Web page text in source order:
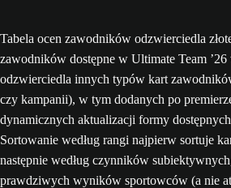
Tabela ocen zawodników odzwierciedla
zawodników dostępne w Ultimate Team
odzwierciedla innych typów kart
czy kampanii), w tym dodanych po
dynamicznych aktualizacji formy
Sortowanie według rangi najpierw sortuje
następnie według czynników
prawdziwych wyników sportowców (a nie